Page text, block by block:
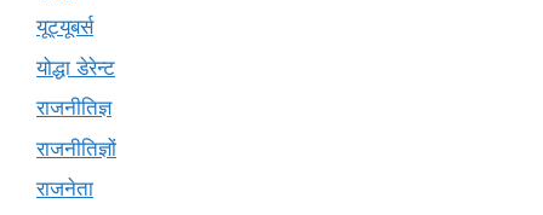
यूट्‍यूबर्स
योद्धा डेरेन्ट
राजनीतिज्ञ
राजनीतिज्ञों
राजनेता